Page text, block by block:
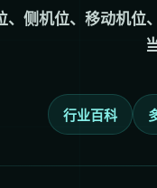
、侧机位、移动机位
行业百科